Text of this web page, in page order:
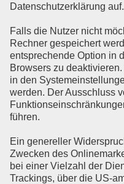
Datenschutzerklärung auf.
Falls die Nutzer nicht
Rechner gespeichert
entsprechende Option in
Browsers zu
in den
werden. Der Ausschluss
führen.
Ein genereller
Zwecken des
bei einer Vielzahl der
Trackings, über die US-